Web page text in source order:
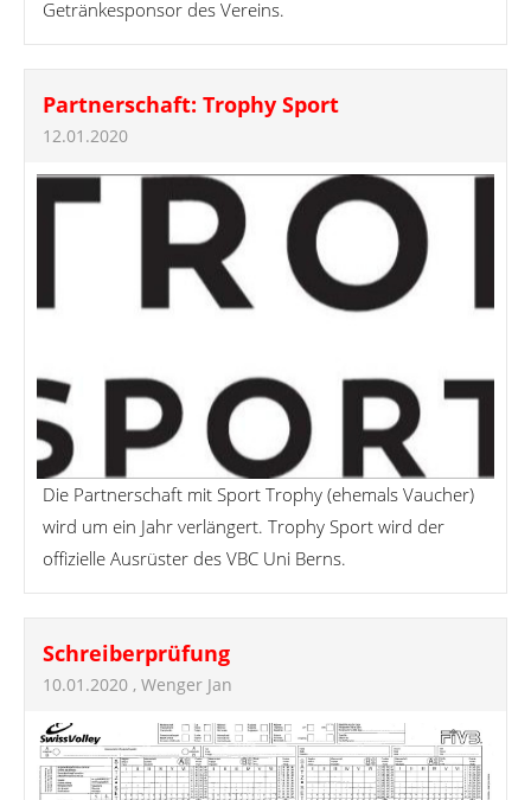
Getränkesponsor des Vereins.
Partnerschaft: Trophy Sport
12.01.2020
Die Partnerschaft mit Sport Trophy (ehemals Vaucher)
wird um ein Jahr verlängert. Trophy Sport wird der
offizielle Ausrüster des VBC Uni Berns.
Schreiberprüfung
10.01.2020 , Wenger Jan